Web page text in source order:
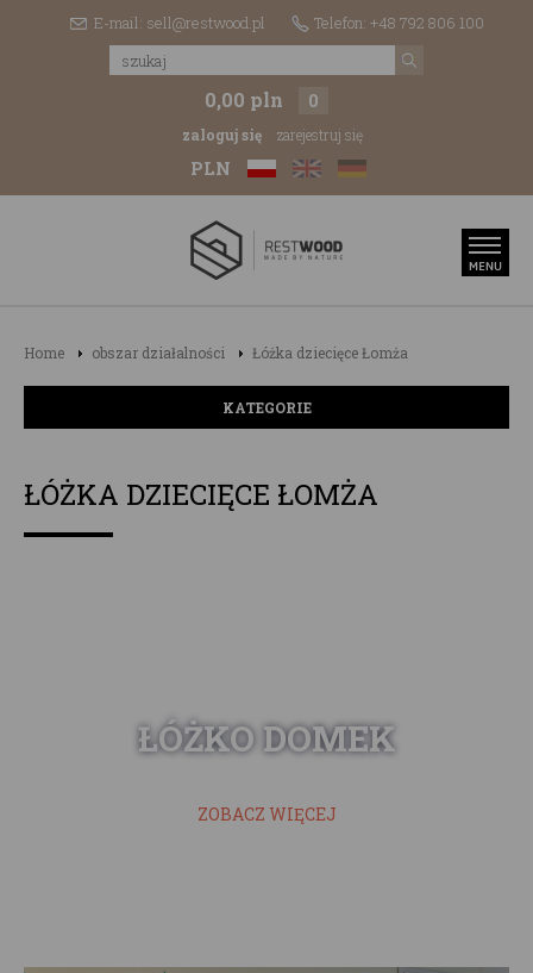
E-mail: sell@restwood.pl Telefon: +48 792 806 100
0,00 pln 0
zaloguj się zarejestruj się
PLN
Home obszar działalności Łóżka dziecięce Łomża
KATEGORIE
ŁÓŻKA DZIECIĘCE ŁOMŻA
ŁÓŻKO DOMEK
ZOBACZ WIĘCEJ